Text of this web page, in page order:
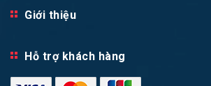
Giới thiệu
Hỗ trợ khách hàng